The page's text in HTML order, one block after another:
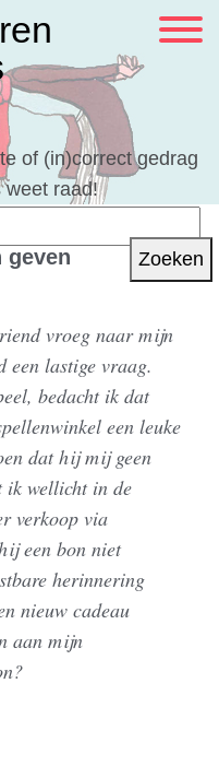
of (in)correct gedrag
weet raad!
geven
vroeg naar mijn
lastige vraag.
bedacht ik dat
een leuke
dat hij mij geen
ik wellicht in de
verkoop via
een bon niet
herinnering
nieuw cadeau
aan mijn